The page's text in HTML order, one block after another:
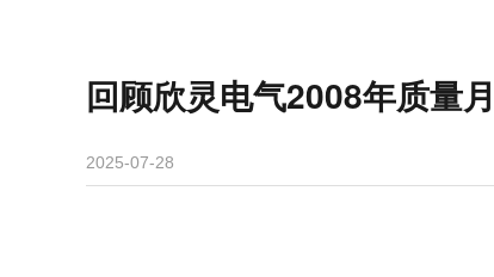
回顾欣灵电气2008年质量
2025-07-28